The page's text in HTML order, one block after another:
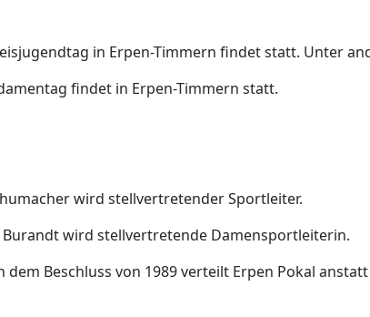
in Erpen-Timmern findet statt. Unter
findet in Erpen-Timmern statt.
wird stellvertretender Sportleiter.
wird stellvertretende Damensportleiterin.
dem Beschluss von 1989 verteilt Erpen Pokal